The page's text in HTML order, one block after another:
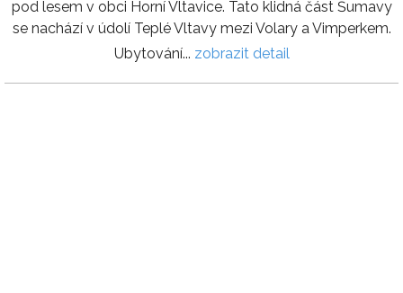
pod lesem v obci Horní Vltavice. Tato klidná část Šumavy
se nachází v údolí Teplé Vltavy mezi Volary a Vimperkem.
Ubytování... zobrazit detail